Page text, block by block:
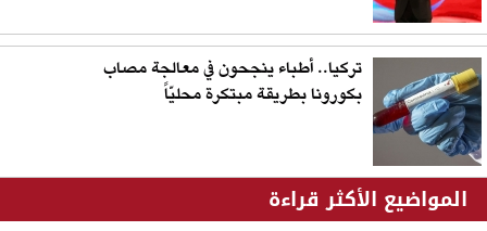
تركيا.. أطباء ينجحون في معالجة مصاب
بكورونا بطريقة مبتكرة محليّاً
المواضيع الأكثر قراءة